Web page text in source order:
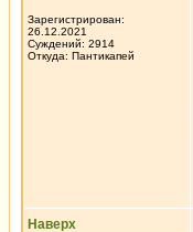
Зарегистрирован:
26.12.2021
Суждений: 2914
Откуда: Пантикапей
Наверх